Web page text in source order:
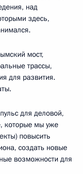
над
здесь,
мост,
трассы,
для развития.
для деловой,
которые мы уже
повысить
создать новые
возможности для